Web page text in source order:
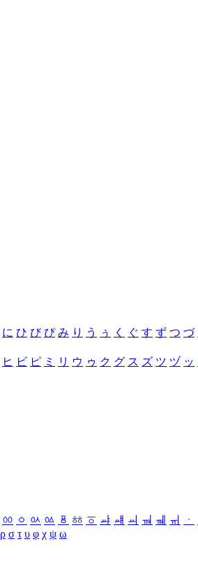
に ひ び ぴ み り う ぅ く ぐ す ず つ づ
ヒ ビ ピ ミ リ ウ ゥ ク グ ス ズ ツ ヅ ッ
ㆀ ㆁ ㆂ ㆃ ㆄ ㆅ ㆆ ㆇ ㆈ ㆉ ㆊ ㆋ ㆌ ㆍ
ρ σ τ υ φ χ ψ ω